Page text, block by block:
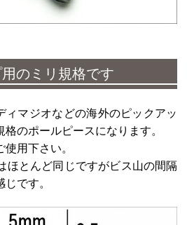
のミリ規格です
ィマジオなどの海外のピックアッ
のポールピースになります。
使用下さい。
ほとんど同じですがビス山の間隔
です。